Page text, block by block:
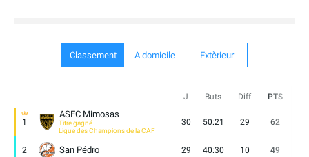
Classement A domicile Extèrieur
J Buts Diff PTS
1
ASEC Mimosas
Titre gagné
Ligue des Champions de la CAF
30 50:21 29 62
2 San Pédro 29 40:30 10 49